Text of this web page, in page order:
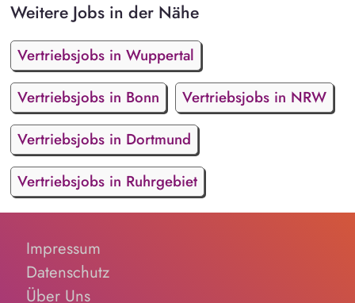
Weitere Jobs in der Nähe
Vertriebsjobs in Wuppertal
Vertriebsjobs in Bonn
Vertriebsjobs in NRW
Vertriebsjobs in Dortmund
Vertriebsjobs in Ruhrgebiet
Impressum
Datenschutz
Über Uns